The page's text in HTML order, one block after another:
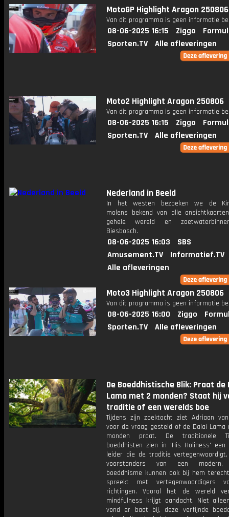
MotoGP Highlight Aragon 250806
Van dit programma is geen informatie
08-06-2025 16:15 Ziggo
Sporten.TV
Alle afleveringen
Moto2 Highlight Aragon 250806
Van dit programma is geen informatie
08-06-2025 16:15 Ziggo
Sporten.TV
Alle afleveringen
Nederland in Beeld
In het westen bezoeken we de
molens bekend van alle
gehele wereld en
Biesbosch.
08-06-2025 16:03
SBS
Amusement.TV
Informatief.TV
Alle afleveringen
Moto3 Highlight Aragon 250806
Van dit programma is geen informatie
08-06-2025 16:00 Ziggo
Sporten.TV
Alle afleveringen
De Boeddhistische Blik: Praat de
Lama met 2 monden? Staat hij
traditie of een werelds boe
Tijdens zijn zoektocht ziet Adriaan
voor de vraag gesteld of de Dalai
monden praat. De traditionele
boeddhisten zien in 'His Holiness' een
leider die de traditie
voorstanders van een modern,
boeddhisme kunnen ook bij hem
spreekt met vertegenwoordigers
richtingen. Vooral het de wereld
mindfulness krijgt aandacht. Niet
vond er baat bij, deze verfijnde